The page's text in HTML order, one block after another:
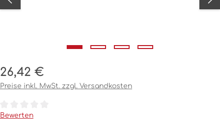
Regulärer Preis:
26,42 €
Preise inkl. MwSt. zzgl. Versandkosten
Durchschnittliche Bewertung von 0 von 5 Sternen
Bewerten